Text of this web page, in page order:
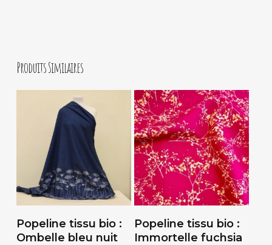
Produits Similaires
Ajouter Au
Panier
Popeline tissu bio :
Ombelle bleu nuit
Ajouter Au
Panier
Popeline tissu bio :
Immortelle fuchsia